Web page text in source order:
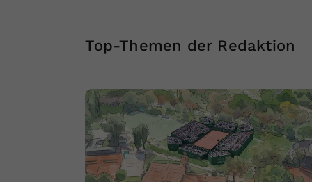
Top-Themen der Redaktion